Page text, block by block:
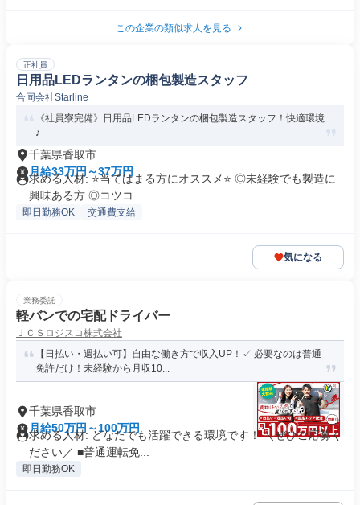
この企業の類似求人を見る
正社員
日用品LEDランタンの梱包製造スタッフ
合同会社Starline
《社員寮完備》日用品LEDランタンの梱包製造スタッフ！快適環境
♪
千葉県香取市
月給33万円～37万円
求める人材: ⭐️当てはまる方にオススメ⭐️ ◎未経験でも製造に
興味ある方 ◎コツコ...
即日勤務OK 交通費支給
気になる
業務委託
軽バンでの宅配ドライバー
ＪＣＳロジスコ株式会社
【日払い・週払い可】自由な働き方で収入UP！✓ 必要なのは普通
免許だけ！未経験から月収10...
千葉県香取市
月給50万円～100万円
求める人材: どなたでも活躍できる環境です！ ＼ぜひご応募く
ださい／ ■普通運転免...
即日勤務OK